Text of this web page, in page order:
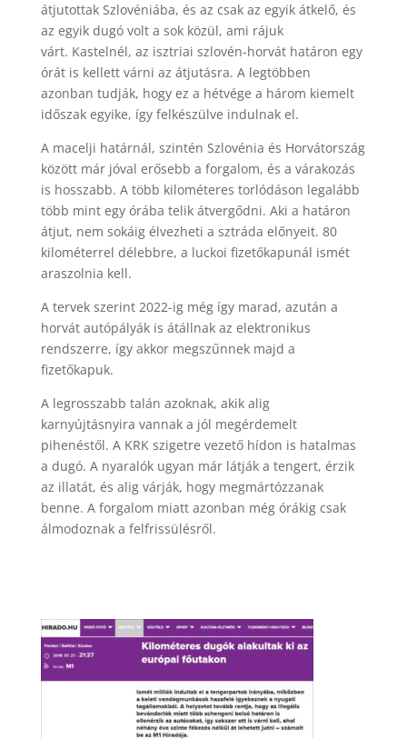
átjutottak Szlovéniába, és az csak az egyik átkelő, és
az egyik dugó volt a sok közül, ami rájuk
várt. Kastelnél, az isztriai szlovén-horvát határon egy
órát is kellett várni az átjutásra. A legtöbben
azonban tudják, hogy ez a hétvége a három kiemelt
időszak egyike, így felkészülve indulnak el.
A macelji határnál, szintén Szlovénia és Horvátország
között már jóval erősebb a forgalom, és a várakozás
is hosszabb. A több kilométeres torlódáson legalább
több mint egy órába telik átvergődni. Aki a határon
átjut, nem sokáig élvezheti a sztráda előnyeit. 80
kilométerrel délebbre, a luckoi fizetőkapunál ismét
araszolnia kell.
A tervek szerint 2022-ig még így marad, azután a
horvát autópályák is átállnak az elektronikus
rendszerre, így akkor megszűnnek majd a
fizetőkapuk.
A legrosszabb talán azoknak, akik alig
karnyújtásnyira vannak a jól megérdemelt
pihenéstől. A KRK szigetre vezető hídon is hatalmas
a dugó. A nyaralók ugyan már látják a tengert, érzik
az illatát, és alig várják, hogy megmártózzanak
benne. A forgalom miatt azonban még órákig csak
álmodoznak a felfrissülésről.